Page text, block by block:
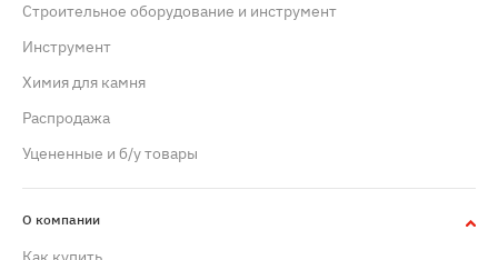
Строительное оборудование и инструмент
Инструмент
Химия для камня
Распродажа
Уцененные и б/у товары
О компании